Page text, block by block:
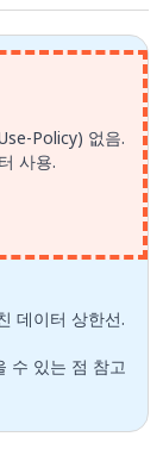
Policy) 없음.
사용.
데이터 상한선.
수 있는 점 참고